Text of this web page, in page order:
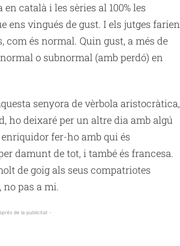
català i les sèries al 100% les
ens vingués de gust. I els jutges farien
com és normal. Quin gust, a més de
o subnormal (amb perdó) en
senyora de vèrbola aristocràtica,
ho deixaré per un altre dia amb algú
fer-ho amb qui és
damunt de tot, i també és francesa.
de goig als seus compatriotes
pas a mi.
de la publicitat -